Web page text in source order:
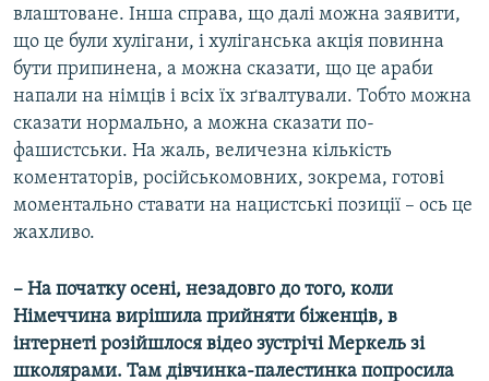
влаштоване. Інша справа, що далі можна заявити,
що це були хулігани, і хуліганська акція повинна
бути припинена, а можна сказати, що це араби
напали на німців і всіх їх зґвалтували. Тобто можна
сказати нормально, а можна сказати по-
фашистськи. На жаль, величезна кількість
коментаторів, російськомовних, зокрема, готові
моментально ставати на нацистські позиції – ось це
жахливо.
– На початку осені, незадовго до того, коли
Німеччина вирішила прийняти біженців, в
інтернеті розійшлося відео зустрічі Меркель зі
школярами. Там дівчинка-палестинка попросила